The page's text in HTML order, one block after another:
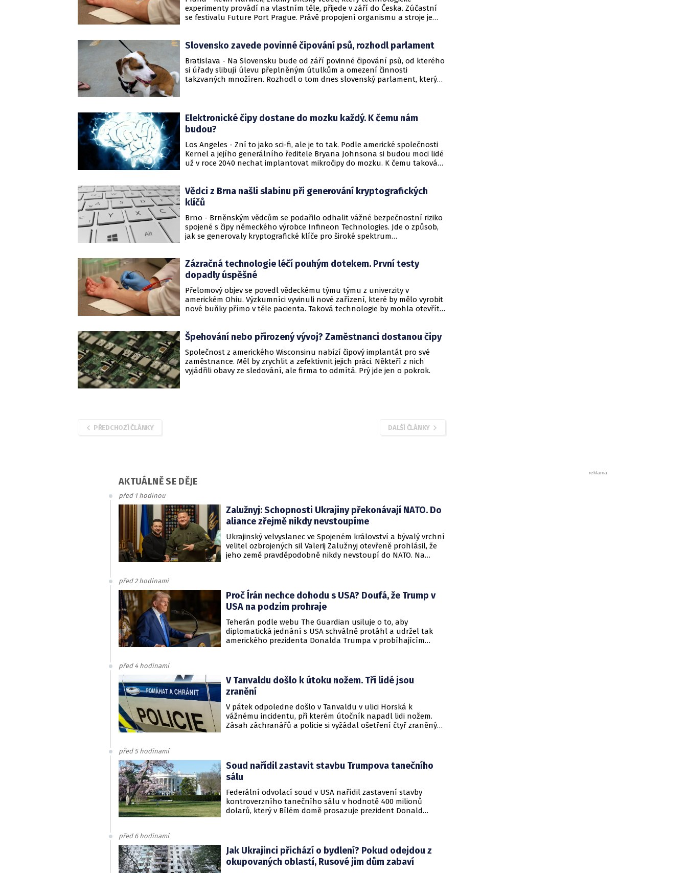
experimenty provádí na vlastním těle, přijede v září do Česka. Zúčastní
se festivalu Future Port Prague. Právě propojení organismu a stroje je
Slovensko zavede povinné čipování psů, rozhodl parlament
Bratislava - Na Slovensku bude od září povinné čipování psů, od kterého
si úřady slibují úlevu přeplněným útulkům a omezení činnosti
takzvaných množíren. Rozhodl o tom dnes slovenský parlament, který
Elektronické čipy dostane do mozku každý. K čemu nám
budou?
Los Angeles - Zní to jako sci-fi, ale je to tak. Podle americké společnosti
Kernel a jejího generálního ředitele Bryana Johnsona si budou moci lidé
už v roce 2040 nechat implantovat mikročipy do mozku. K čemu taková
Vědci z Brna našli slabinu při generování kryptografických
klíčů
Brno - Brněnským vědcům se podařilo odhalit vážné bezpečnostní riziko
spojené s čipy německého výrobce Infineon Technologies. Jde o způsob,
jak se generovaly kryptografické klíče pro široké spektrum
Zázračná technologie léčí pouhým dotekem. První testy
dopadly úspěšné
Přelomový objev se povedl vědeckému týmu týmu z univerzity v
americkém Ohiu. Výzkumníci vyvinuli nové zařízení, které by mělo vyrobit
nové buňky přímo v těle pacienta. Taková technologie by mohla otevřít
Špehování nebo přirozený vývoj? Zaměstnanci dostanou čipy
Společnost z amerického Wisconsinu nabízí čipový implantát pro své
zaměstnance. Měl by zrychlit a zefektivnit jejich práci. Někteří z nich
vyjádřili obavy ze sledování, ale firma to odmítá. Prý jde jen o pokrok.
PŘEDCHOZÍ ČLÁNKY DALŠÍ ČLÁNKY
AKTUÁLNĚ SE DĚJE
před 1 hodinou
Zalužnyj: Schopnosti Ukrajiny překonávají NATO. Do
aliance zřejmě nikdy nevstoupíme
Ukrajinský velvyslanec ve Spojeném království a bývalý vrchní
velitel ozbrojených sil Valerij Zalužnyj otevřeně prohlásil, že
jeho země pravděpodobně nikdy nevstoupí do NATO. Na
nedosažitelné.
před 2 hodinami
Proč Írán nechce dohodu s USA? Doufá, že Trump v
USA na podzim prohraje
Teherán podle webu The Guardian usiluje o to, aby
diplomatická jednání s USA schválně protáhl a udržel tak
amerického prezidenta Donalda Trumpa v probíhajícím
rukojmími za prezidenta Jimmyho Cartera.
před 4 hodinami
V Tanvaldu došlo k útoku nožem. Tři lidé jsou
zranění
V pátek odpoledne došlo v Tanvaldu v ulici Horská k
vážnému incidentu, při kterém útočník napadl lidi nožem.
Zásah záchranářů a policie si vyžádal ošetření čtyř zraněných
před 5 hodinami
Soud nařídil zastavit stavbu Trumpova tanečního
sálu
Federální odvolací soud v USA nařídil zastavení stavby
kontroverzního tanečního sálu v hodnotě 400 milionů
dolarů, který v Bílém domě prosazuje prezident Donald
před 6 hodinami
Jak Ukrajinci přichází o bydlení? Pokud odejdou z
okupovaných oblastí, Rusové jim dům zabaví